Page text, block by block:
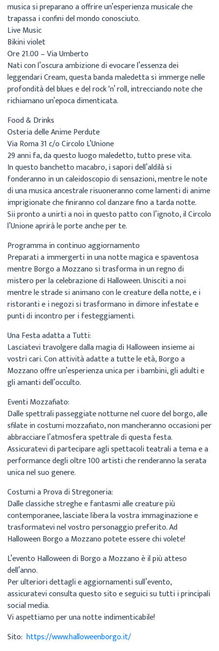
musica si preparano a offrire un’esperienza musicale che
trapassa i confini del mondo conosciuto.
Live Music
Bikini violet
Ore 21.00 – Via Umberto
Nati con l’oscura ambizione di evocare l’essenza dei
leggendari Cream, questa banda maledetta si immerge nelle
profondità del blues e del rock ‘n’ roll, intrecciando note che
richiamano un’epoca dimenticata.
Food & Drinks
Osteria delle Anime Perdute
Via Roma 31 c/o Circolo L’Unione
29 anni fa, da questo luogo maledetto, tutto prese vita.
In questo banchetto macabro, i sapori dell’aldilà si
fonderanno in un caleidoscopio di sensazioni, mentre le note
di una musica ancestrale risuoneranno come lamenti di anime
imprigionate che finiranno col danzare fino a tarda notte.
Sii pronto a unirti a noi in questo patto con l’ignoto, il Circolo
l’Unione aprirà le porte anche per te.
Programma in continuo aggiornamento
Preparati a immergerti in una notte magica e spaventosa
mentre Borgo a Mozzano si trasforma in un regno di
mistero per la celebrazione di Halloween. Unisciti a noi
mentre le strade si animano con le creature della notte, e i
ristoranti e i negozi si trasformano in dimore infestate e
punti di incontro per i festeggiamenti.
Una Festa adatta a Tutti:
Lasciatevi travolgere dalla magia di Halloween insieme ai
vostri cari. Con attività adatte a tutte le età, Borgo a
Mozzano offre un’esperienza unica per i bambini, gli adulti e
gli amanti dell’occulto.
Eventi Mozzafiato:
Dalle spettrali passeggiate notturne nel cuore del borgo, alle
sfilate in costumi mozzafiato, non mancheranno occasioni per
abbracciare l’atmosfera spettrale di questa festa.
Assicuratevi di partecipare agli spettacoli teatrali a tema e a
performance degli oltre 100 artisti che renderanno la serata
unica nel suo genere.
Costumi a Prova di Stregoneria:
Dalle classiche streghe e fantasmi alle creature più
contemporanee, lasciate libera la vostra immaginazione e
trasformatevi nel vostro personaggio preferito. Ad
Halloween Borgo a Mozzano potete essere chi volete!
L’evento Halloween di Borgo a Mozzano è il più atteso
dell’anno.
Per ulteriori dettagli e aggiornamenti sull’evento,
assicuratevi consulta questo sito e seguici su tutti i principali
social media.
Vi aspettiamo per una notte indimenticabile!
Sito: https://www.halloweenborgo.it/